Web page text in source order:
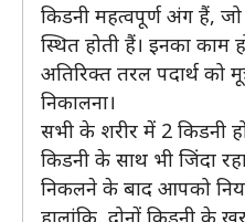
किडनी महत्वपूर्ण अंग हैं, जो
स्थित होती हैं। इनका काम
अतिरिक्त तरल पदार्थ को
निकालना।
सभी के शरीर में 2 किडनी
किडनी के साथ भी जिंदा
निकलने के बाद आपको
हालांकि, दोनों किडनी के